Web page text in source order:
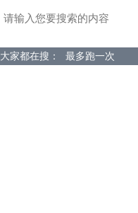
大家都在搜： 最多跑一次